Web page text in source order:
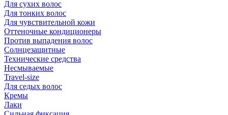
Для сухих волос
Для тонких волос
Для чувствительной кожи
Оттеночные кондиционеры
Против выпадения волос
Солнцезащитные
Технические средства
Несмываемые
Travel-size
Для седых волос
Кремы
Лаки